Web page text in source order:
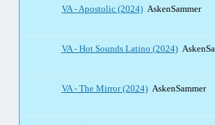
VA - Apostolic (2024) AskenSammer
VA - Hot Sounds Latino (2024)
VA - The Mirror (2024) AskenSammer